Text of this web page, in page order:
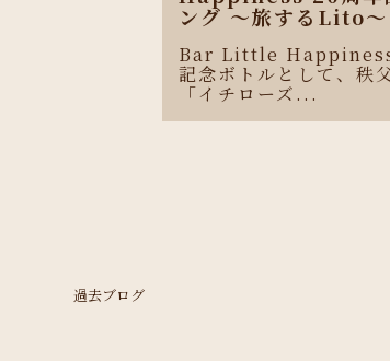
ング 〜旅するLito〜
Bar Little Happiness
記念ボトルとして、秩
「イチローズ...
過去ブログ